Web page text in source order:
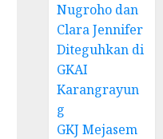
Nugroho dan
Clara Jennifer
Diteguhkan di
GKAI
Karangrayun
g
GKJ Mejasem